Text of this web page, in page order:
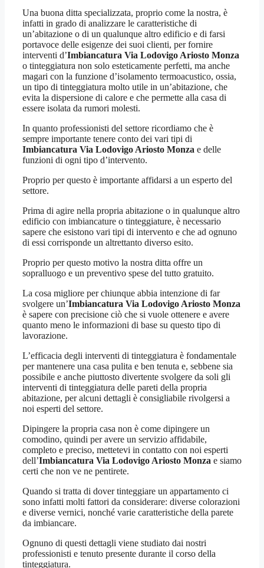
Una buona ditta specializzata, proprio come la nostra, è
infatti in grado di analizzare le caratteristiche di
un’abitazione o di un qualunque altro edificio e di farsi
portavoce delle esigenze dei suoi clienti, per fornire
interventi d’Imbiancatura Via Lodovigo Ariosto Monza
o tinteggiatura non solo esteticamente perfetti, ma anche
magari con la funzione d’isolamento termoacustico, ossia,
un tipo di tinteggiatura molto utile in un’abitazione, che
evita la dispersione di calore e che permette alla casa di
essere isolata da rumori molesti.
In quanto professionisti del settore ricordiamo che è
sempre importante tenere conto dei vari tipi di
Imbiancatura Via Lodovigo Ariosto Monza e delle
funzioni di ogni tipo d’intervento.
Proprio per questo è importante affidarsi a un esperto del
settore.
Prima di agire nella propria abitazione o in qualunque altro
edificio con imbiancature o tinteggiature, è necessario
sapere che esistono vari tipi di intervento e che ad ognuno
di essi corrisponde un altrettanto diverso esito.
Proprio per questo motivo la nostra ditta offre un
sopralluogo e un preventivo spese del tutto gratuito.
La cosa migliore per chiunque abbia intenzione di far
svolgere un’Imbiancatura Via Lodovigo Ariosto Monza
è sapere con precisione ciò che si vuole ottenere e avere
quanto meno le informazioni di base su questo tipo di
lavorazione.
L’efficacia degli interventi di tinteggiatura è fondamentale
per mantenere una casa pulita e ben tenuta e, sebbene sia
possibile e anche piuttosto divertente svolgere da soli gli
interventi di tinteggiatura delle pareti della propria
abitazione, per alcuni dettagli è consigliabile rivolgersi a
noi esperti del settore.
Dipingere la propria casa non è come dipingere un
comodino, quindi per avere un servizio affidabile,
completo e preciso, mettetevi in contatto con noi esperti
dell’Imbiancatura Via Lodovigo Ariosto Monza e siamo
certi che non ve ne pentirete.
Quando si tratta di dover tinteggiare un appartamento ci
sono infatti molti fattori da considerare: diverse colorazioni
e diverse vernici, nonché varie caratteristiche della parete
da imbiancare.
Ognuno di questi dettagli viene studiato dai nostri
professionisti e tenuto presente durante il corso della
tinteggiatura.